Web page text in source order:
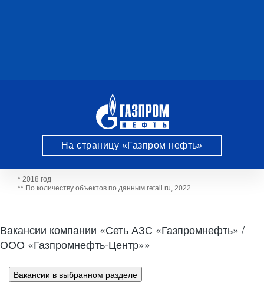
На страницу «Газпром нефть»
* 2018 год
** По количеству объектов по данным retail.ru, 2022
Вакансии компании «Сеть АЗС «Газпромнефть» /
ООО «Газпромнефть-Центр»»
Вакансии в выбранном разделе